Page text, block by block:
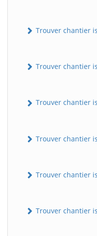
Trouver chantier
Trouver chantier
Trouver chantier
Trouver chantier
Trouver chantier
Trouver chantier